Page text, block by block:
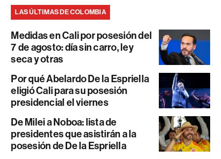
LAS ÚLTIMAS DE COLOMBIA
Medidas en Cali por posesión del
7 de agosto: día sin carro, ley
seca y otras
Por qué Abelardo De la Espriella
eligió Cali para su posesión
presidencial el viernes
De Milei a Noboa: lista de
presidentes que asistirán a la
posesión de De la Espriella